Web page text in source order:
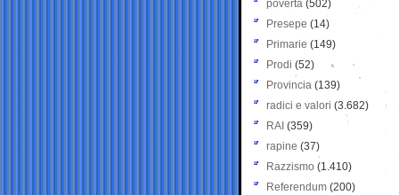
povertà (502)
Presepe (14)
Primarie (149)
Prodi (52)
Provincia (139)
radici e valori (3.682)
RAI (359)
rapine (37)
Razzismo (1.410)
Referendum (200)